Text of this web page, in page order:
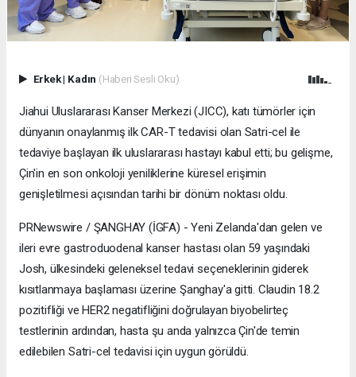
Erkek| Kadın (Haberi Sesli Oku)
Jiahui Uluslararası Kanser Merkezi (JICC), katı tümörler için
dünyanın onaylanmış ilk CAR-T tedavisi olan Satri-cel ile
tedaviye başlayan ilk uluslararası hastayı kabul etti; bu gelişme,
Çin'in en son onkoloji yeniliklerine küresel erişimin
genişletilmesi açısından tarihi bir dönüm noktası oldu.
PRNewswire / ŞANGHAY (İGFA) - Yeni Zelanda'dan gelen ve
ileri evre gastroduodenal kanser hastası olan 59 yaşındaki
Josh, ülkesindeki geleneksel tedavi seçeneklerinin giderek
kısıtlanmaya başlaması üzerine Şanghay'a gitti. Claudin 18.2
pozitifliği ve HER2 negatifliğini doğrulayan biyobelirteç
testlerinin ardından, hasta şu anda yalnızca Çin'de temin
edilebilen Satri-cel tedavisi için uygun görüldü.